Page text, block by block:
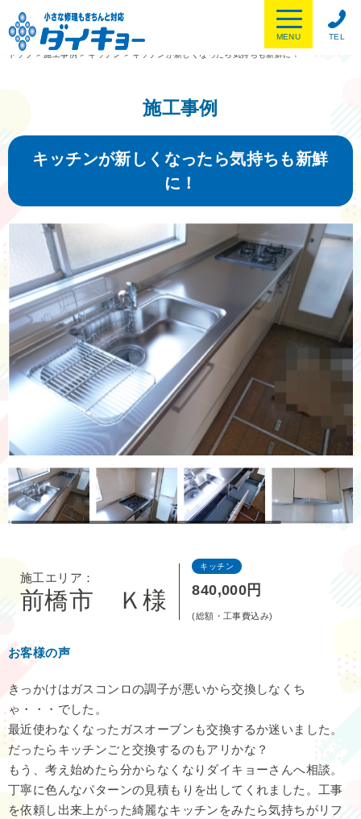
TEL
MENU
トップ
> 施工事例 > キッチン > キッチンが新しくなったら気持ちも新鮮に！
施工事例
キッチンが新しくなったら気持ちも新鮮
に！
施工エリア：
前橋市 Ｋ様
キッチン
840,000円
(総額・工事費込み)
お客様の声
きっかけはガスコンロの調子が悪いから交換しなくち
ゃ・・・でした。
最近使わなくなったガスオーブンも交換するか迷いました。
だったらキッチンごと交換するのもアリかな？
もう、考え始めたら分からなくなりダイキョーさんへ相談。
丁寧に色んなパターンの見積もりを出してくれました。工事
を依頼し出来上がった綺麗なキッチンをみたら気持ちがリフ